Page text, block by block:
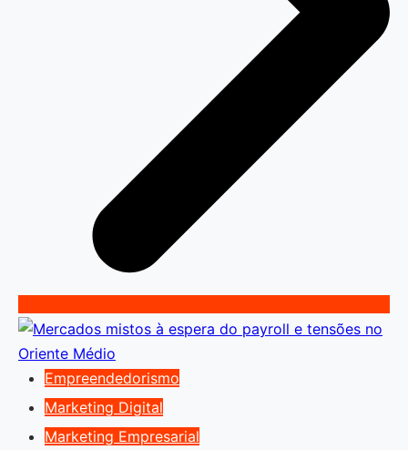
Empreendedorismo
Marketing Digital
Marketing Empresarial